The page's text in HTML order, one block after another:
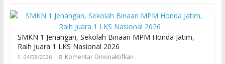
SMKN 1 Jenangan, Sekolah Binaan MPM Honda Jatim,
Raih Juara 1 LKS Nasional 2026
04/08/2026 Komentar Dinonaktifkan